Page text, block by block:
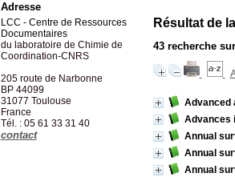
Résultat de
43recherche
Advanced
Advances
Annual
Annual
Annual
Adresse
LCC - Centre de Ressources
Documentaires
du laboratoire de Chimie de
Coordination-CNRS
205 route de Narbonne
BP 44099
31077 Toulouse
France
Tél. : 05 61 33 31 40
contact